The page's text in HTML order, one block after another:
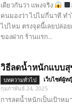
เดียวกันว่า แพงจริง
คนมองว่า ไปไม่กี่นาที ท
ไปไหม ตรงจุดนี้เลยปล่อ
ของฝาก ร้านแรก...
วิธีลดน้ำหนักแบบสุ
บทความทั่วไป เว็บไซต์ผู้ห
กุมภาพันธ์ 24, 2025
การลดน้ำหนักเป็นเป้าห